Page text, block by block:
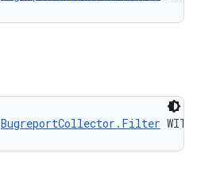
BugreportCollector.Filter